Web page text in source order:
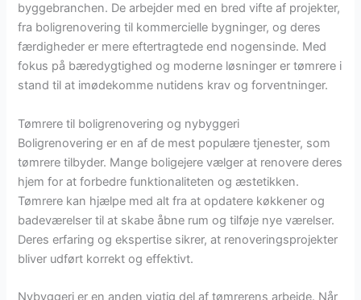
byggebranchen. De arbejder med en bred vifte af projekter,
fra boligrenovering til kommercielle bygninger, og deres
færdigheder er mere eftertragtede end nogensinde. Med
fokus på bæredygtighed og moderne løsninger er tømrere i
stand til at imødekomme nutidens krav og forventninger.
Tømrere til boligrenovering og nybyggeri
Boligrenovering er en af de mest populære tjenester, som
tømrere tilbyder. Mange boligejere vælger at renovere deres
hjem for at forbedre funktionaliteten og æstetikken.
Tømrere kan hjælpe med alt fra at opdatere køkkener og
badeværelser til at skabe åbne rum og tilføje nye værelser.
Deres erfaring og ekspertise sikrer, at renoveringsprojekter
bliver udført korrekt og effektivt.
Nybyggeri er en anden vigtig del af tømrerens arbejde. Når